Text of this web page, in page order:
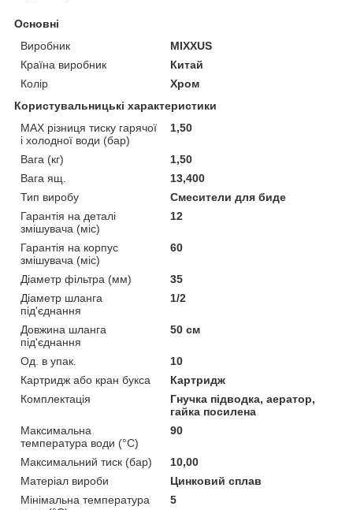
Основні
Виробник
MIXXUS
Країна виробник
Китай
Колір
Хром
Користувальницькі характеристики
MAX різниця тиску гарячої
і холодної води (бар)
1,50
Вага (кг)
1,50
Вага ящ.
13,400
Тип виробу
Смесители для биде
Гарантія на деталі
змішувача (міс)
12
Гарантія на корпус
змішувача (міс)
60
Діаметр фільтра (мм)
35
Діаметр шланга
під'єднання
1/2
Довжина шланга
під'єднання
50 см
Од. в упак.
10
Картридж або кран букса
Картридж
Комплектація
Гнучка підводка, аератор,
гайка посилена
Максимальна
температура води (°C)
90
Максимальний тиск (бар)
10,00
Матеріал вироби
Цинковий сплав
Мінімальна температура
5